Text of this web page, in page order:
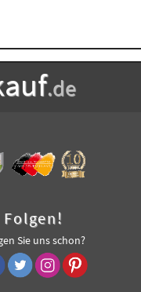
.de
Folgen!
Sie uns schon?